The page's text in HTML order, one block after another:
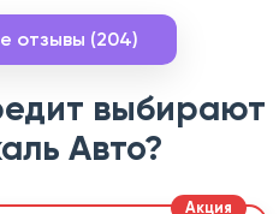
отзывы (204)
выбирают
Авто?